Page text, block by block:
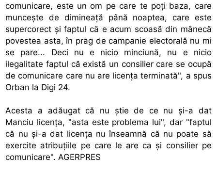
comunicare, este un om pe care te poţi baza, care
munceşte de dimineaţă până noaptea, care este
supercorect şi faptul că e acum scoasă din mânecă
povestea asta, în prag de campanie electorală nu mi
se pare... Deci nu e nicio minciună, nu e nicio
ilegalitate faptul că există un consilier care se ocupă
de comunicare care nu are licenţa terminată", a spus
Orban la Digi 24.
Acesta a adăugat că nu ştie de ce nu şi-a dat
Manciu licenţa, "asta este problema lui", dar "faptul
că nu şi-a dat licenţa nu înseamnă că nu poate să
exercite atribuţiile pe care le are ca şi consilier pe
comunicare". AGERPRES